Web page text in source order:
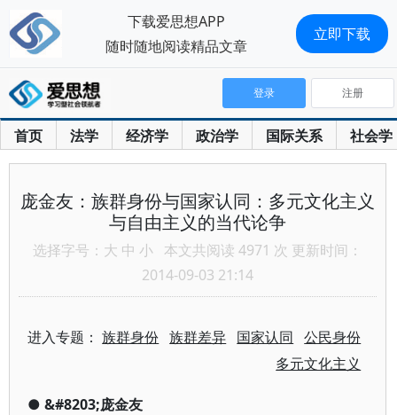
首页 法学 经济学 政治学 国际关系 社会学
登录 注册
庞金友：族群身份与国家认同：多元文化主义
与自由主义的当代论争
选择字号： 大 中 小 本文共阅读 4971 次 更新时间：
2014-09-03 21:14
进入专题：族群身份 族群差异 国家认同
公民身份
多元文化主义
● &#8203;庞金友
下载爱思想APP
随时随地阅读精品文章
立即下载